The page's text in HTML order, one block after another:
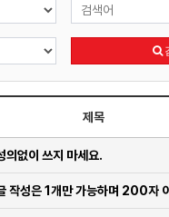
제목
의없이 쓰지 마세요.
작성은 1개만 가능하며 200자